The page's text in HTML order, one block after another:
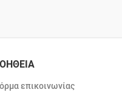
επικοινωνίας